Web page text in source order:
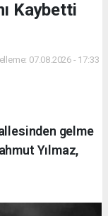
Kaybetti
07.08.2026 - 17:33
gelme
Yılmaz,